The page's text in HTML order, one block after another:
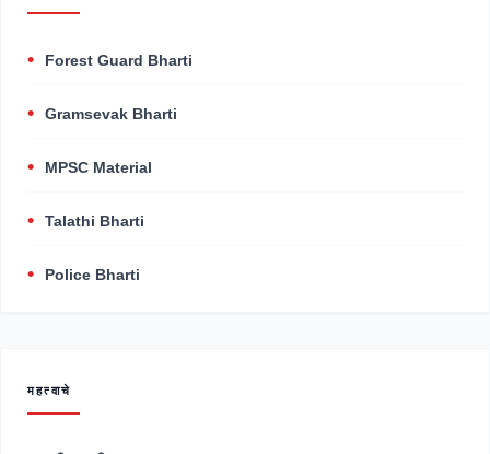
Forest Guard Bharti
Gramsevak Bharti
MPSC Material
Talathi Bharti
Police Bharti
महत्वाचे